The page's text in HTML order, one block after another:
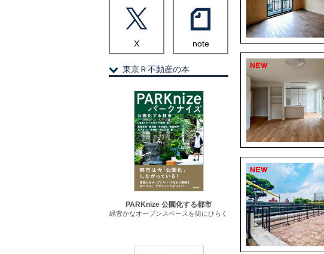
X note
東京Ｒ不動産の本
PARKnize 公園化する都市
緑豊かなオープンスペースを街にひらく